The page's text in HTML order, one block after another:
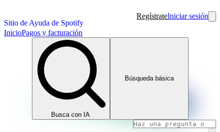
Sitio de Ayuda de Spotify
RegístrateIniciar sesión
InicioPagos y facturación
Busca con IA
Búsqueda básica